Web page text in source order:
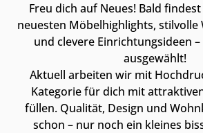
Freu dich auf Neues! Bald
neuesten Möbelhighlights, stilvolle
und clevere Einrichtungsideen
ausgewählt!
Aktuell arbeiten wir mit
Kategorie für dich mit
füllen. Qualität, Design und
schon – nur noch ein kleines